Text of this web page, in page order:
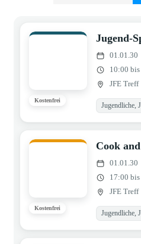
Kostenfrei
Jugend-
01.01.30
10:00
JFE Treff
Jugendliche,
Kostenfrei
Cook
01.01.30
17:00
JFE Treff
Jugendliche,